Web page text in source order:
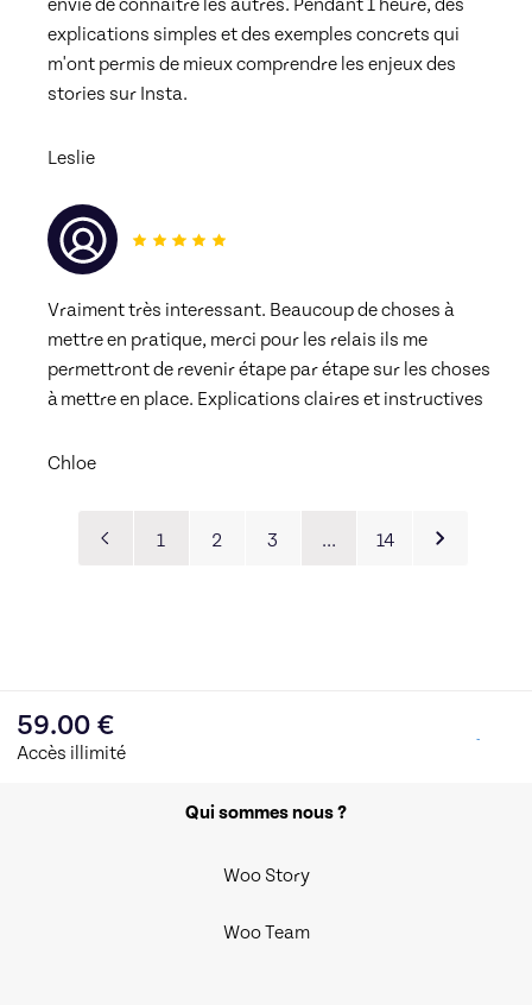
envie de connaître les autres. Pendant 1 heure, des
explications simples et des exemples concrets qui
m'ont permis de mieux comprendre les enjeux des
stories sur Insta.
Leslie
Vraiment très interessant. Beaucoup de choses à
mettre en pratique, merci pour les relais ils me
permettront de revenir étape par étape sur les choses
à mettre en place. Explications claires et instructives
Chloe
1 2 3 … 14
59.00 €
Accès illimité
Qui sommes nous ?
Woo Story
Woo Team